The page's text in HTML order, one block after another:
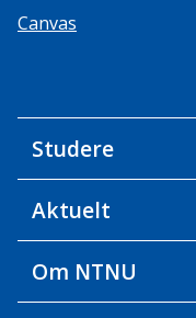
Canvas
Studere
Aktuelt
Om NTNU